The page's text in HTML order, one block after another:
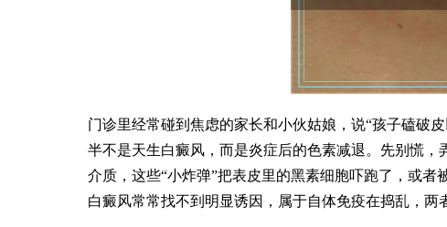
门诊里经常碰到焦虑的家长和小伙姑娘，说“孩子磕破
半不是天生白癜风，而是炎症后的色素减退。先别慌
介质，这些“小炸弹”把表皮里的黑素细胞吓跑了，或
白癜风常常找不到明显诱因，属于自体免疫在捣乱，两